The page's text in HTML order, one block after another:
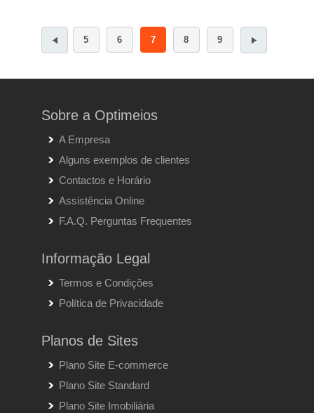
5 6 7 8 9
Sobre a Optimeios
A Empresa
Alguns exemplos de clientes
Contactos e Horário
Assistência Online
F.A.Q. Perguntas Frequentes
Informação Legal
Termos e Condições
Política de Privacidade
Planos de Sites
Plano Site E-commerce
Plano Site Standard
Plano Site Imobiliária